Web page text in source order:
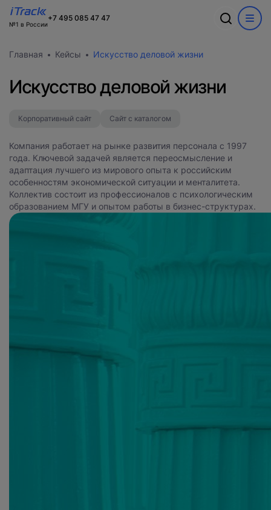
№1 в России
+7 495 085 47 47
Главная Кейсы Искусство деловой жизни
Искусство деловой жизни
Корпоративный сайт Сайт с каталогом
Компания работает на рынке развития персонала с 1997
года. Ключевой задачей является переосмысление и
адаптация лучшего из мирового опыта к российским
особенностям экономической ситуации и менталитета.
Коллектив состоит из профессионалов с психологическим
образованием МГУ и опытом работы в бизнес-структурах.
проект?
Заполните форму и наш специалист
оставить заявку
свяжется наш лучший менеджер
Ошибка
Произошла ошибка при выполнении запроса.
Пожалуйста, попробуйте снова.
Новости
Вакансии
Акции
WEB
Техподдержка
CRM
Развитие Битрикс24
День с экспертом
Статистики для Битрикс24
Тарифы и цены
Корпоративный портал Битрикс24
CRM для отдела продаж
HRM для отдела кадров
Кейсы
Сайты
CRM
Блог
Контакты